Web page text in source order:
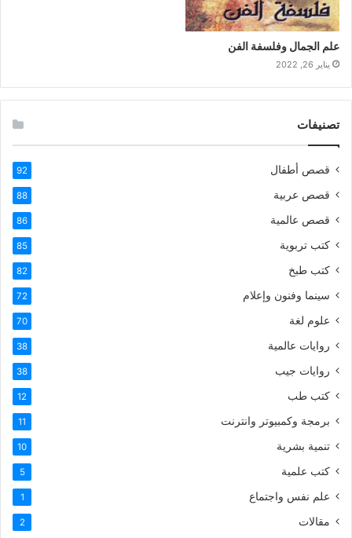
علم الجمال وفلسفة الفن
يناير 26, 2022
تصنيفات
قصص أطفال 92
قصص عربية 88
قصص عالمية 86
كتب تربوية 85
كتب طبخ 82
سينما وفنون وإعلام 72
علوم لغة 70
روايات عالمية 38
روايات جيب 38
كتب طب 12
برمجة وكمبيوتر وانترنت 11
تنمية بشرية 10
كتب علمية 5
علم نفس واجتماع 1
مقالات 2